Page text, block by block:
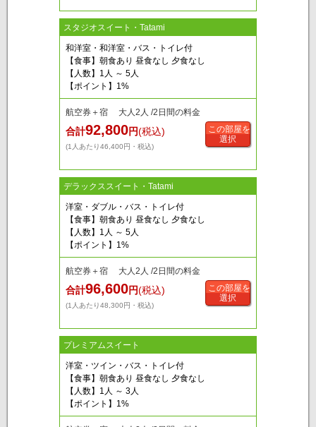
スタジオスイート・Tatami
和洋室・和洋室・バス・トイレ付
【食事】朝食あり 昼食なし 夕食なし
【人数】1人 ～ 5人
【ポイント】1%
航空券＋宿 大人2人 /2日間の料金
合計92,800円(税込)
(1人あたり46,400円・税込)
この部屋を
選択
デラックススイート・Tatami
洋室・ダブル・バス・トイレ付
【食事】朝食あり 昼食なし 夕食なし
【人数】1人 ～ 5人
【ポイント】1%
航空券＋宿 大人2人 /2日間の料金
合計96,600円(税込)
(1人あたり48,300円・税込)
この部屋を
選択
プレミアムスイート
洋室・ツイン・バス・トイレ付
【食事】朝食あり 昼食なし 夕食なし
【人数】1人 ～ 3人
【ポイント】1%